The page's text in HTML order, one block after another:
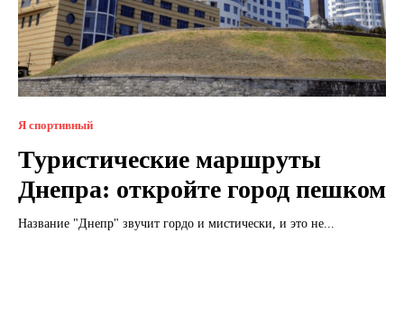
Я спортивный
Туристические маршруты
Днепра: откройте город пешком
Название "Днепр" звучит гордо и мистически, и это не...